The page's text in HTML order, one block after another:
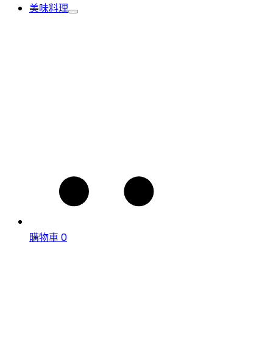
美味料理
購物車0